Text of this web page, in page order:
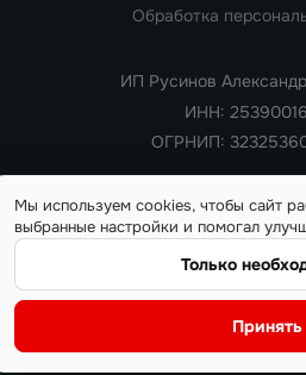
Copyright 2018 — 2026.
Информация на сайте носит
статьи 437 Гражданского кодекса
наличие автомобилей и условия
Обработка
ИП Русинов
ИНН:
ОГРНИП:
Мы используем cookies, чтобы сайт
выбранные настройки и помогал
Только
Принять